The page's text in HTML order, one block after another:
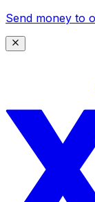
Send money to